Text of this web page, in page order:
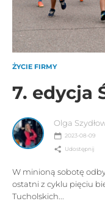
ŻYCIE FIRMY
7. edycja
Olga
2023-08-09
Udostępnij
W minioną sobotę
ostatni z cyklu pięciu
Tucholskich...